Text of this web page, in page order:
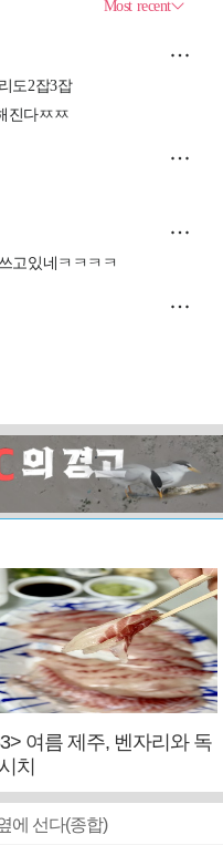
여름 제주, 벤자리와 독
치
에 선다(종합)